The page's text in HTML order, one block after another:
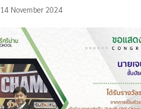
14 November 2024